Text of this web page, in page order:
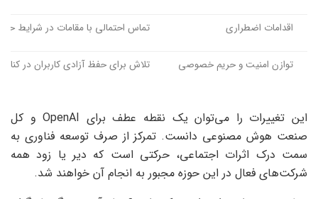
اقدامات اضطراری تماس احتمالی با مقامات در شرایط حاد
توازن امنیت و حریم خصوصی تلاش برای حفظ آزادی کاربران در کنار
این تغییرات را می‌توان یک نقطه عطف برای OpenAI و کل
صنعت هوش مصنوعی دانست. تمرکز از صرف توسعه فناوری به
سمت درک اثرات اجتماعی، حرکتی است که دیر یا زود همه
شرکت‌های فعال در این حوزه مجبور به انجام آن خواهند شد.